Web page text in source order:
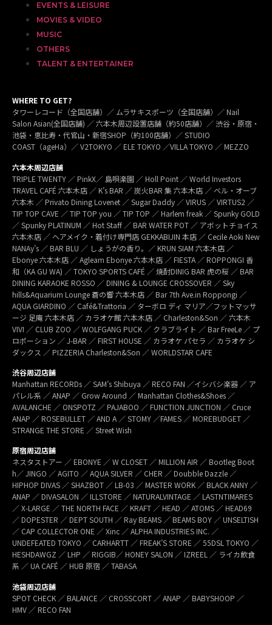
EVENTS & LEISURE
MOVIES & VIDEO
MUSIC
OTHERS
TALENT & ENTERTAINER
WHERE TO GET?
タワーレコード（全国店舗）／ ムラサキスポーツ（全国店舗）／ Nail
Salon Asian(全国店舗) ／ 六本木周辺設置店舗（約50店舗）／ 渋谷・原宿・
池袋・恵比寿・代官山・新宿SHOP（約100店舗）／ STUDIO
COAST（ageHa）／ V2TOKYO ／ ELE TOKYO ／VILLA TOKYO ／ MEZZO
六本木周辺店舗
TRIPLE TWENTY ／ PinkX／ 島唄楽園 ／ Holl Point ／ World Investors
TRAVEL CAFÉ 六本木店 ／ K’s BAR ／ 炭火BAR 集 六本木店 ／ ベル・オーブ
六本木 ／ Privato Dining Lovenet ／ Sugar Daddy ／ VIRUS ／ VIRTUS2 ／
TIP TOP CAVE ／ TIP TOP you ／ TIP TOP ／ Harlem freak ／ Spunky GOLD
／ Spunky PLATINUM ／ Hot Staff ／ BAR WATER POT ／ アボットチョイス
六本木店 ／ ヘアメイク・着付け専門店 GEKKABIJIN 本店 ／ Cecile Aoki New
NANAy’s ／ BAR BLU ／ しょうがの香り。／ KRUN SIAM 六本木店 ／
Ebonye 六本木店 ／ Agleam Ebonye 六本木店 ／ FIESTA ／ ROPPONGI 香
和（KA GU WA) ／ TOKYO SPORTS CAFÉ ／ 焼酎DINIG BAR 虎の桜 ／ BAR
DINING KARAOKE ROSSO ／ DINING & LOUNGE CROSSOVER ／ Sky
hills&Aquarium Lounge 蒼の響 六本木店 ／ Bar 7th Ave.in Roppongi ／
AQUA GIARDINO ／ Café&Trattoria ／ ターボロ ディ マリア／フットマッサ
ージ 足庵 六本木店 ／ カラオケ館 六本木店 ／ Charleston&Son ／ 六本木
VIVI ／ CLUB ZOO ／ WOLFGANG PUCK ／ クラブライト ／ Bar FreeLe ／ プ
ロポーション ／ J-BAR ／ FIRST HOUSE ／ カラオケ パセラ ／ カラオケ シ
ダックス ／ PIZZERIA Charleston&Son ／ WORLDSTAR CAFE
渋谷周辺店舗
Manhattan RECORDs ／ SAM’s Shibuya ／ RECO FAN ／イシバシ楽器 ／ ア
パレル系 ／ ANAP ／ Grow Around ／ Manhattan Clothes&Shoes ／
AVALANCHE ／ ONSPOTZ ／ PAJABOO ／ FUNCTION JUNCTION ／ Cruce
ANAP ／ ROSEBULLET ／ AND A ／ STOMY ／FAMES ／ MOREBUDGET ／
STRANGE THE STORE ／ Street Wish
原宿周辺店舗
ネスタストアー ／ EBONYE ／ W CLOSET ／ MILLION AIR ／ Bootleg Boot
h／ JINGO ／ AGITO ／ AQUA SILVER ／ CHER ／ Doubble Dazzle ／
HIPHOP DIVAS ／ SHAZBOT ／ LB-03 ／ MASTER WORK ／ BLACK ANNY ／
ANAP ／ DIVASALON ／ ILLSTORE ／ NATURALVINTAGE ／ LASTNTIMARES
／ X-LARGE ／ THE NORTH FACE ／ KRAFT ／ HEAD ／ ATOMS ／ HEAD69
／ DOPESTER ／ DEPT SOUTH ／ Ray BEAMS ／ BEAMS BOY ／ UNSELTISH
／ CAP COLLECTOR ONE ／ Xinc ／ ALPHA INDUSTRIES INC. ／
UNDEFEATED TOKYO ／ CARHARTT ／ FREAK’S STORE ／ 55DSL TOKYO ／
HESHDAWGZ ／ LHP ／ RIGGIB／ HONEY SALON ／ IZREEL ／ ライカ飲食
系 ／ UA CAFÉ ／ HUB 原宿 ／ TABASA
池袋周辺店舗
SPOT CHECK ／ BALANCE ／ CROSSCORT ／ ANAP ／ BABYSHOOP ／
HMV ／ RECO FAN